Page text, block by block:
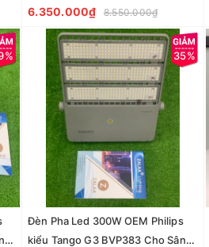
400W - Hàng cao cấp
6.350.000₫ 8.550.000₫
35%
Đèn Pha Led 300W OEM Philips
kiểu Tango G3 BVP383 Cho Sân